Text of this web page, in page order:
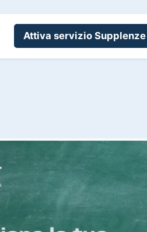
Attiva servizio Supplenze